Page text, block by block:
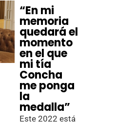
“En mi
memoria
quedará el
momento
en el que
mi tía
Concha
me ponga
la
medalla”
Este 2022 está